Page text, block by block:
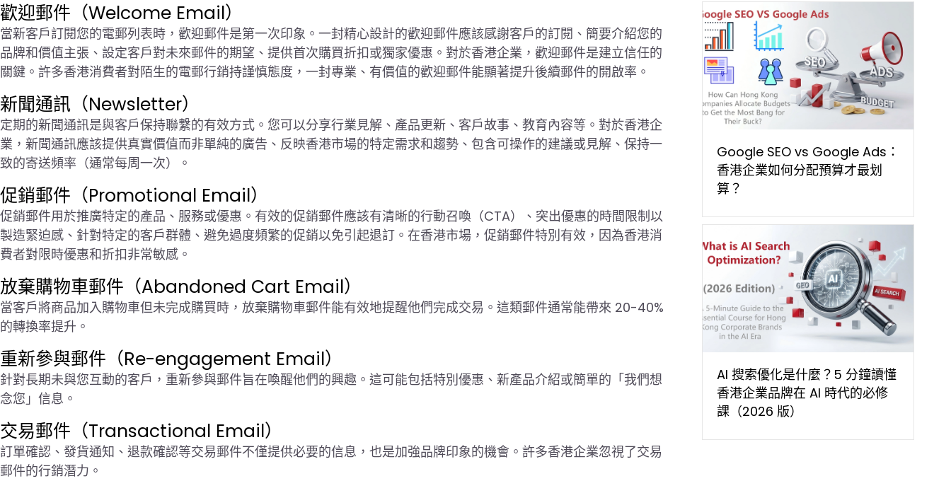
歡迎郵件（Welcome Email）
當新客戶訂閱您的電郵列表時，歡迎郵件是第一次印象。一封精心設計的歡迎郵件應該感謝客戶的訂閱、簡要介紹您的
品牌和價值主張、設定客戶對未來郵件的期望、提供首次購買折扣或獨家優惠。對於香港企業，歡迎郵件是建立信任的
關鍵。許多香港消費者對陌生的電郵行銷持謹慎態度，一封專業、有價值的歡迎郵件能顯著提升後續郵件的開啟率。
新聞通訊（Newsletter）
定期的新聞通訊是與客戶保持聯繫的有效方式。您可以分享行業見解、產品更新、客戶故事、教育內容等。對於香港企
業，新聞通訊應該提供真實價值而非單純的廣告、反映香港市場的特定需求和趨勢、包含可操作的建議或見解、保持一
致的寄送頻率（通常每周一次）。
促銷郵件（Promotional Email）
促銷郵件用於推廣特定的產品、服務或優惠。有效的促銷郵件應該有清晰的行動召喚（CTA）、突出優惠的時間限制以
製造緊迫感、針對特定的客戶群體、避免過度頻繁的促銷以免引起退訂。在香港市場，促銷郵件特別有效，因為香港消
費者對限時優惠和折扣非常敏感。
放棄購物車郵件（Abandoned Cart Email）
當客戶將商品加入購物車但未完成購買時，放棄購物車郵件能有效地提醒他們完成交易。這類郵件通常能帶來 20-40%
的轉換率提升。
重新參與郵件（Re-engagement Email）
針對長期未與您互動的客戶，重新參與郵件旨在喚醒他們的興趣。這可能包括特別優惠、新產品介紹或簡單的「我們想
念您」信息。
交易郵件（Transactional Email）
訂單確認、發貨通知、退款確認等交易郵件不僅提供必要的信息，也是加強品牌印象的機會。許多香港企業忽視了交易
郵件的行銷潛力。
Google SEO vs Google Ads：
香港企業如何分配預算才最划
算？
AI 搜索優化是什麼？5 分鐘讀懂
香港企業品牌在 AI 時代的必修
課（2026 版）